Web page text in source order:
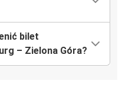
bilet
– Zielona Góra?